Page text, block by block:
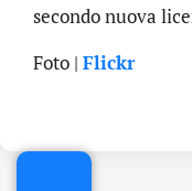
secondo nuova
Foto | Flickr